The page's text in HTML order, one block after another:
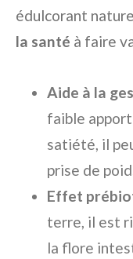
édulcorant
la santé à faire
Aide à la
faible
satiété, il
prise de
Effet
terre, il est
la flore